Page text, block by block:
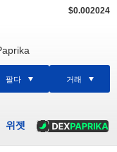
$0.002024
팔다 거래
위젯